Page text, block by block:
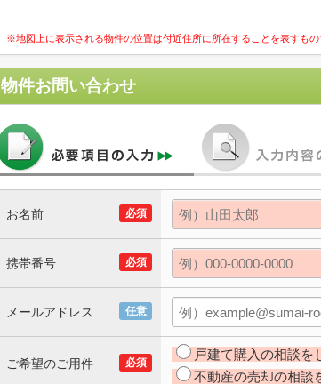
※地図上に表示される物件の位置は付近住所に所在することを表すも
物件お問い合わせ
必須
お名前
必須
携帯番号
任意
メールアドレス
必須
ご希望のご用件
戸建て購入の相談を
不動産の売却の相談